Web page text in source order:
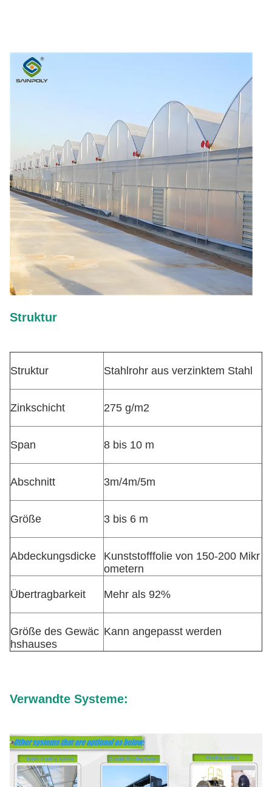
Struktur
Struktur Stahlrohr aus verzinktem Stahl
Zinkschicht 275 g/m2
Span 8 bis 10 m
Abschnitt 3m/4m/5m
Größe 3 bis 6 m
Abdeckungsdicke
Kunststofffolie von 150-200 Mikr
ometern
Übertragbarkeit Mehr als 92%
Größe des Gewäc
hshauses
Kann angepasst werden
Verwandte Systeme: